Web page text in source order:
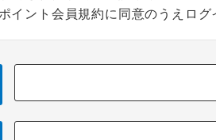
イント会員規約に同意のうえログ